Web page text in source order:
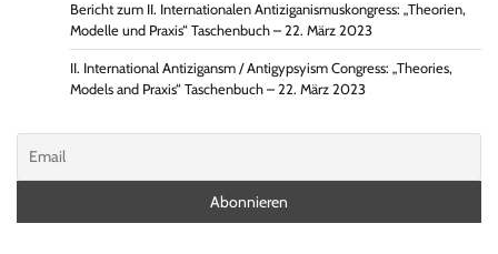
Bericht zum II. Internationalen Antiziganismuskongress: „Theorien,
Modelle und Praxis“ Taschenbuch – 22. März 2023
II. International Antizigansm / Antigypsyism Congress: „Theories,
Models and Praxis“ Taschenbuch – 22. März 2023